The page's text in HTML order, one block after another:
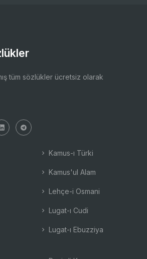
tüm sözlükler ücretsiz olarak
Kamus-ı Türki
Kamus'ul Alam
Lehçe-i Osmani
Lugat-ı Cudi
Lugat-ı Ebuzziya